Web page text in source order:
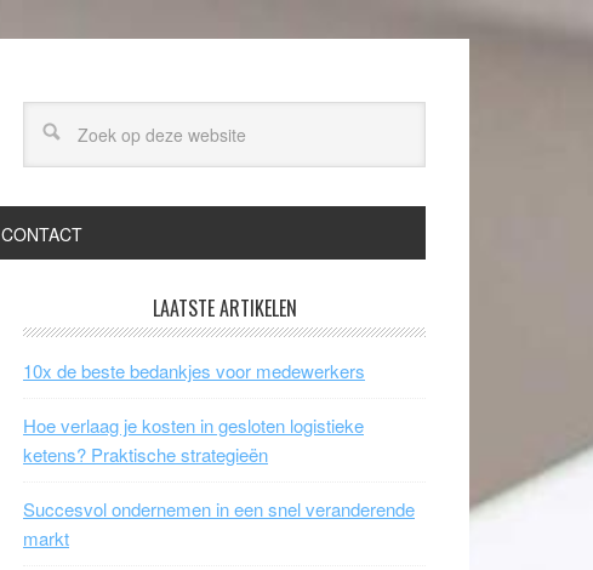
CONTACT
LAATSTE ARTIKELEN
10x de beste bedankjes voor medewerkers
Hoe verlaag je kosten in gesloten logistieke
ketens? Praktische strategieën
Succesvol ondernemen in een snel veranderende
markt